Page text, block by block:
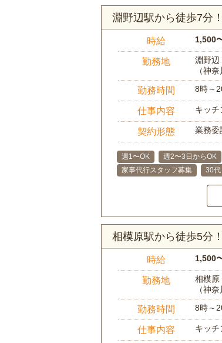
淵野辺駅から徒歩7分
時給 1,500
勤務地
淵野辺
（神
勤務時間 8時～
仕事内容 キッ
契約形態 業務委
週1〜OK 週2〜3日からOK
家事代行スタッフ募集
30代
相模原駅から徒歩5分
時給 1,500
勤務地
相模原
（神
勤務時間 8時～
仕事内容 キッ